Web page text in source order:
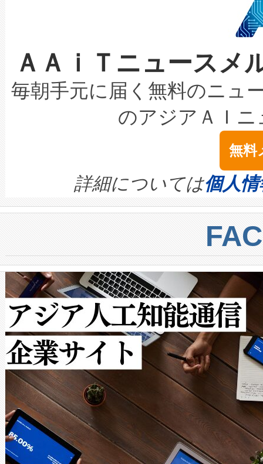
選定された製品について、自
取得できる可能性もあります
設には、3億～4億ドルかか
最高経営責任者（CEO）であ
す。「当社のfully-connected
ームを利用すれば、6,000万
きます。この効率性は、フェ
系統連系を迅速にし、ピーク
限を超えて利用可能な電力容
持できるよう貢献します。こ
ービスレベル契約（SLA）違
テリー性能の劣化によるダウ
念は、現在データセンターが
ます。 Voltaiq provides a
quality and reliability for AI
BESS stack to ensure battery
centers. Voltaiqは、ai&のAI
からシステム統合、試運転、
クルの各段階のデータを監視
[…]
ケーブル、枝などの細かな対
なレーザースポットにより、
な環境下でも豊かなディテー
キロメートル範囲を検出
LiDAR for Inspections,
は1535 nmレーザーを搭載。
イズの小径化を実現すること
す。ノーマルモードでは、
ートル先まで検出でき、これ
トに対して約600メートルに
では、反射率10％のターゲッ
で向上し、最大検知距離は
ットだけで最大1キロメート
ルの変電所周囲を監視でき、
作業と点群処理を簡素化でき
Avia 2は、2種類のFOVオプシ
× 80°のノーマルモード、長
ードを切り替えて使用するこ
ることなく、単一のデバイス
ＡＡｉＴニュース
毎朝手元に届く無料のニュ
のアジアＡＩ
無料
詳細については個人